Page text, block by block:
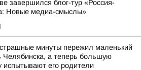
завершился блог-тур «Россия-
Новые медиа-смыслы»
минуты пережил маленький
Челябинска, а теперь большую
испытывают его родители